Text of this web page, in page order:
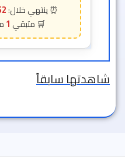
52
1
شاهدتها سابقاً